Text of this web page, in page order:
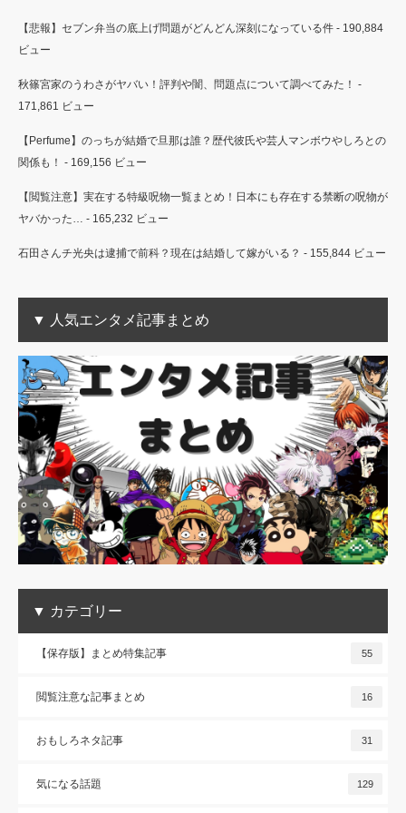
【悲報】セブン弁当の底上げ問題がどんどん深刻になっている件 - 190,884
ビュー
秋篠宮家のうわさがヤバい！評判や闇、問題点について調べてみた！ -
171,861 ビュー
【Perfume】のっちが結婚で旦那は誰？歴代彼氏や芸人マンボウやしろとの
関係も！ - 169,156 ビュー
【閲覧注意】実在する特級呪物一覧まとめ！日本にも存在する禁断の呪物が
ヤバかった… - 165,232 ビュー
石田さんチ光央は逮捕で前科？現在は結婚して嫁がいる？ - 155,844 ビュー
▼ 人気エンタメ記事まとめ
▼ カテゴリー
【保存版】まとめ特集記事 55
閲覧注意な記事まとめ 16
おもしろネタ記事 31
気になる話題 129